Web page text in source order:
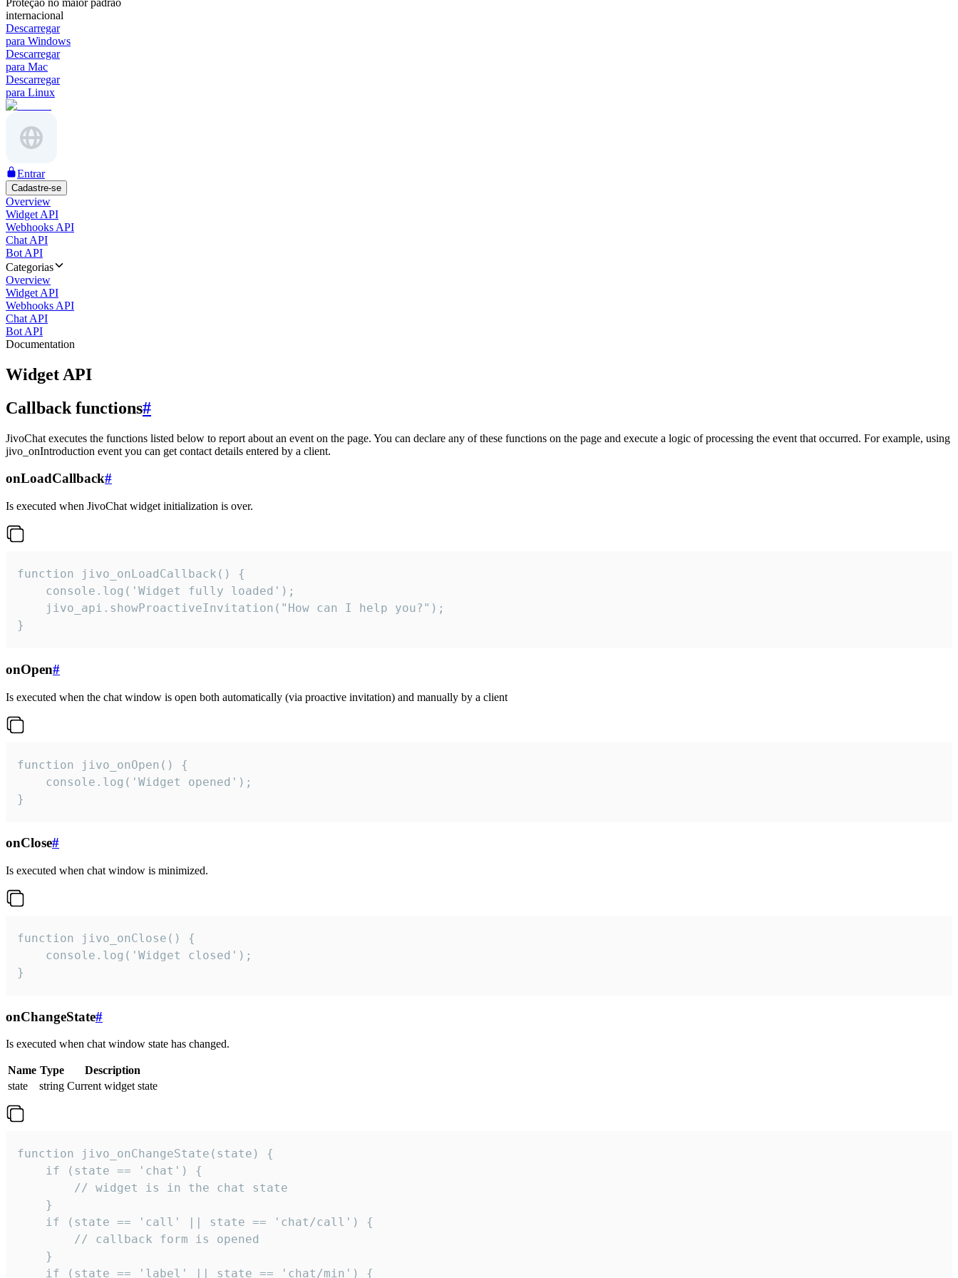
Proteção no maior padrão
internacional
Descarregar
para Windows
Descarregar
para Mac
Descarregar
para Linux
Entrar
Cadastre-se
Overview
Widget API
Webhooks API
Chat API
Bot API
Categorias
Overview
Widget API
Webhooks API
Chat API
Bot API
Documentation
Widget API
Callback functions#
JivoChat executes the functions listed below to report about an event on the page. You can declare any of these functions on the page and execute a logic of processing the event that occurred. For example, using
jivo_onIntroduction event you can get contact details entered by a client.
onLoadCallback#
Is executed when JivoChat widget initialization is over.
function jivo_onLoadCallback() {
    console.log('Widget fully loaded');
    jivo_api.showProactiveInvitation("How can I help you?");
}
onOpen#
Is executed when the chat window is open both automatically (via proactive invitation) and manually by a client
function jivo_onOpen() {
    console.log('Widget opened');
}
onClose#
Is executed when chat window is minimized.
function jivo_onClose() {
    console.log('Widget closed');
}
onChangeState#
Is executed when chat window state has changed.
Name Type
Description
state
string Current widget state
function jivo_onChangeState(state) {
    if (state == 'chat') {
        // widget is in the chat state
    }
    if (state == 'call' || state == 'chat/call') {
        // callback form is opened
    }
    if (state == 'label' || state == 'chat/min') {